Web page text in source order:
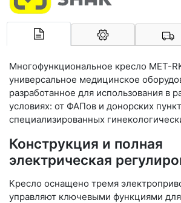
Арконт-Мед
Многофункциональное кресло МЕТ-
универсальное медицинское
разработанное для использования в
условиях: от ФАПов и донорских
специализированных
Конструкция и полная
электрическая
Кресло оснащено тремя
управляют ключевыми функциями